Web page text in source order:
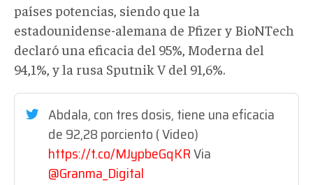
países potencias, siendo que la
estadounidense-alemana de Pfizer y BioNTech
declaró una eficacia del 95%, Moderna del
94,1%, y la rusa Sputnik V del 91,6%.
Abdala, con tres dosis, tiene una eficacia
de 92,28 porciento ( Video)
https://t.co/MJypbeGqKRVia
@Granma_Digital